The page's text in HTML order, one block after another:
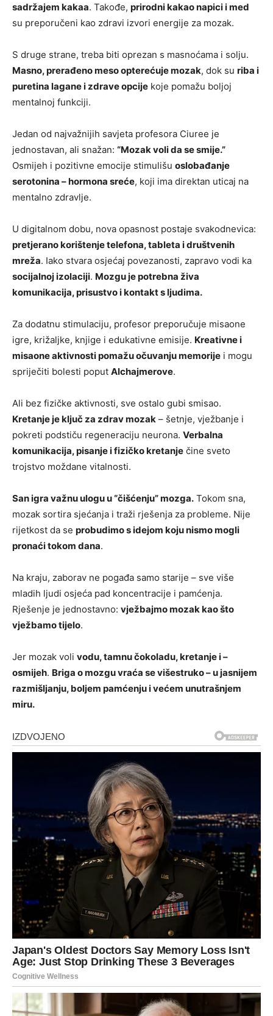
sadržajem kakaa. Takođe, prirodni kakao napici i med
su preporučeni kao zdravi izvori energije za mozak.
S druge strane, treba biti oprezan s masnoćama i solju.
Masno, prerađeno meso opterećuje mozak, dok su riba i
puretina lagane i zdrave opcije koje pomažu boljoj
mentalnoj funkciji.
Jedan od najvažnijih savjeta profesora Ciuree je
jednostavan, ali snažan: “Mozak voli da se smije.”
Osmijeh i pozitivne emocije stimulišu oslobađanje
serotonina – hormona sreće, koji ima direktan uticaj na
mentalno zdravlje.
U digitalnom dobu, nova opasnost postaje svakodnevica:
pretjerano korištenje telefona, tableta i društvenih
mreža. Iako stvara osjećaj povezanosti, zapravo vodi ka
socijalnoj izolaciji. Mozgu je potrebna živa
komunikacija, prisustvo i kontakt s ljudima.
Za dodatnu stimulaciju, profesor preporučuje misaone
igre, križaljke, knjige i edukativne emisije. Kreativne i
misaone aktivnosti pomažu očuvanju memorije i mogu
spriječiti bolesti poput Alchajmerove.
Ali bez fizičke aktivnosti, sve ostalo gubi smisao.
Kretanje je ključ za zdrav mozak – šetnje, vježbanje i
pokreti podstiču regeneraciju neurona. Verbalna
komunikacija, pisanje i fizičko kretanje čine sveto
trojstvo moždane vitalnosti.
San igra važnu ulogu u “čišćenju” mozga. Tokom sna,
mozak sortira sjećanja i traži rješenja za probleme. Nije
rijetkost da se probudimo s idejom koju nismo mogli
pronaći tokom dana.
Na kraju, zaborav ne pogađa samo starije – sve više
mladih ljudi osjeća pad koncentracije i pamćenja.
Rješenje je jednostavno: vježbajmo mozak kao što
vježbamo tijelo.
Jer mozak voli vodu, tamnu čokoladu, kretanje i –
osmijeh. Briga o mozgu vraća se višestruko – u jasnijem
razmišljanju, boljem pamćenju i većem unutrašnjem
miru.